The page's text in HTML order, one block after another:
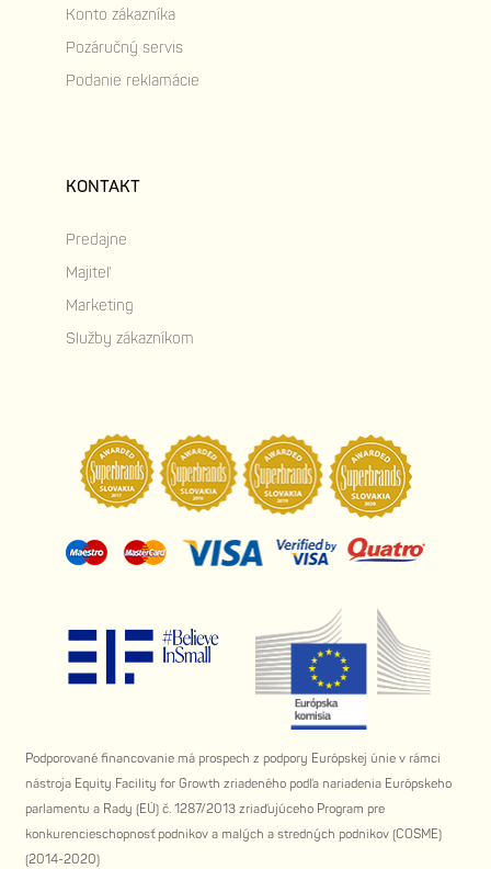
Konto zákazníka
Pozáručný servis
Podanie reklamácie
KONTAKT
Predajne
Majiteľ
Marketing
Služby zákazníkom
Podporované financovanie má prospech z podpory Európskej únie v rámci
nástroja Equity Facility for Growth zriadeného podľa nariadenia Európskeho
parlamentu a Rady (EÚ) č. 1287/2013 zriaďujúceho Program pre
konkurencieschopnosť podnikov a malých a stredných podnikov (COSME)
(2014-2020)